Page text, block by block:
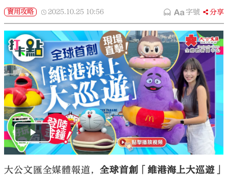
實用攻略 2025.10.25 10:56 字號 分享
大公文匯全媒體報道，全球首創「維港海上大巡遊」